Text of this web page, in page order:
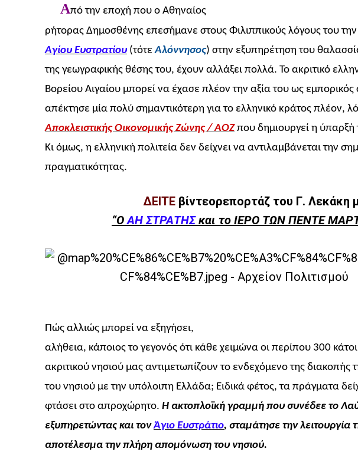
Από την εποχή που ο Αθηναίος
ρήτορας Δημοσθένης επεσήμανε στους Φιλιππικούς λόγους του
Αγίου Ευστρατίου (τότεΑλόννησος) στην εξυπηρέτηση του
της γεωγραφικής θέσης του, έχουν αλλάξει πολλά. Το ακριτικό
Βορείου Αιγαίου μπορεί να έχασε πλέον την αξία του ως
απέκτησε μία πολύ σημαντικότερη για το ελληνικό κράτος πλέον,
Αποκλειστικής Οικονομικής Ζώνης / ΑΟΖπου δημιουργεί η ύπαρξή
Κι όμως, η ελληνική πολιτεία δεν δείχνει να αντιλαμβάνεται την
πραγματικότητας.
ΔΕΙΤΕβίντεορεπορτάζ του Γ. Λεκάκη
“ΟΑΗ ΣΤΡΑΤΗΣκαι το ΙΕΡΟ ΤΩΝ ΠΕΝΤΕ
Πώς αλλιώς μπορεί να εξηγήσει,
αλήθεια, κάποιος το γεγονός ότι κάθε χειμώνα οι περίπου 300
ακριτικού νησιού μας αντιμετωπίζουν το ενδεχόμενο της διακοπής
του νησιού με την υπόλοιπη Ελλάδα; Ειδικά φέτος, τα πράγματα
φτάσει στο απροχώρητο. Η ακτοπλοϊκή γραμμή που συνέδεε το
εξυπηρετώντας και τονΆγιο Ευστράτιο, σταμάτησε την λειτουργία
αποτέλεσμα την πλήρη απομόνωση του νησιού.